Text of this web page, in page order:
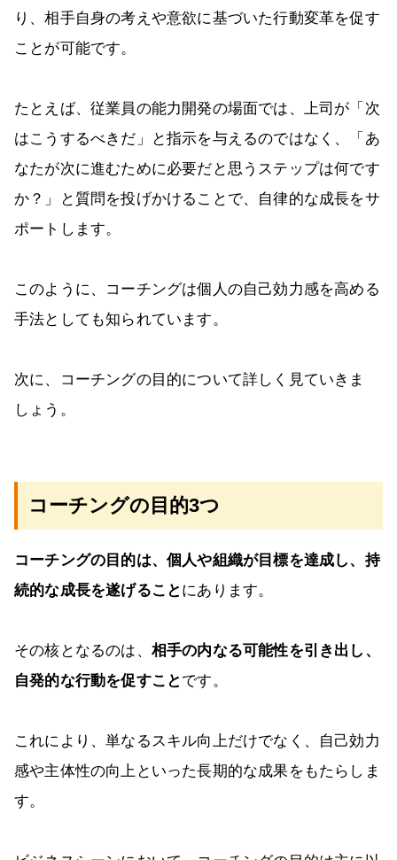
り、相手自身の考えや意欲に基づいた行動変革を促す
ことが可能です。
たとえば、従業員の能力開発の場面では、上司が「次
はこうするべきだ」と指示を与えるのではなく、「あ
なたが次に進むために必要だと思うステップは何です
か？」と質問を投げかけることで、自律的な成長をサ
ポートします。
このように、コーチングは個人の自己効力感を高める
手法としても知られています。
次に、コーチングの目的について詳しく見ていきま
しょう。
コーチングの目的3つ
コーチングの目的は、個人や組織が目標を達成し、持
続的な成長を遂げることにあります。
その核となるのは、 相手の内なる可能性を引き出し、
自発的な行動を促すことです。
これにより、単なるスキル向上だけでなく、自己効力
感や主体性の向上といった長期的な成果をもたらしま
す。